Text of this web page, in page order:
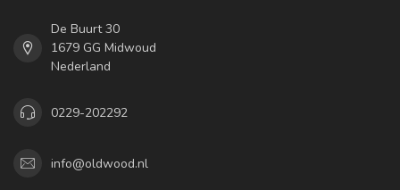
De Buurt 30
1679 GG Midwoud
Nederland
0229-202292
info@oldwood.nl